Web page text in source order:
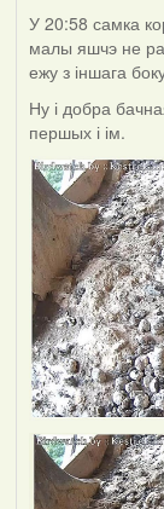
У 20:58 самка
малы яшчэ не
ежу з іншага
Ну і добра
першых і ім.